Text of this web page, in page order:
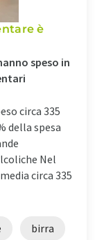
è
speso in
circa 335
della spesa
Nel
circa 335
birra